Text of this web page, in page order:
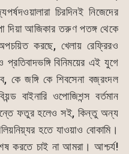
চিরদিনই নিজেদের
দিয়া আজিকার তরুণ পতঙ্গ থেকে
করছে, খেলায় রেফ্রিরও
বিনিময়ের এই যুগে
কে জঙ্গি কে শিবসেনা বজ্রংদল
বাইনারি ওপোজিশন্স বর্তমান
ফতুর হলেও সই, কিন্তু অন্য
হতে যাওয়াও বোকামি।
করতে চাই না আমরা। আশ্চর্য!